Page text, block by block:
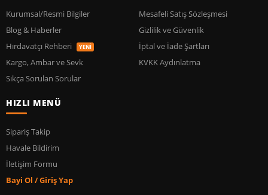
Kurumsal/Resmi Bilgiler
Blog & Haberler
Hırdavatçı Rehberi
YENİ
Kargo, Ambar ve Sevk
Sıkça Sorulan Sorular
Mesafeli Satış Sözleşmesi
Gizlilik ve Güvenlik
İptal ve İade Şartları
KVKK Aydınlatma
HIZLI MENÜ
Sipariş Takip
Havale Bildirim
İletişim Formu
Bayi Ol / Giriş Yap